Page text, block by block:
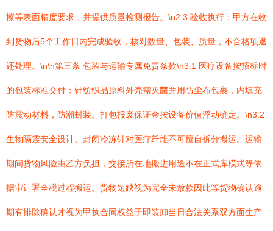
擦等表面精度要求，并提供质量检测报告。\n2.3 验收执行：甲方在收
到货物后5个工作日内完成验收，核对数量、包装、质量，不合格项退
还处理。\n\n第三条 包装与运输专属免责条款\n3.1 医疗设备按招标时
的包装标准交付；针纺织品原料外壳需灭菌并用防尘布包裹，内填充
防震动材料，防潮封装。打包报废保证金按设备价值浮动确定。\n3.2
生物隔震安全设计、封闭冷冻针对医疗纤维不可擅自拆分搬运。运输
期间货物风险由乙方负担，交接所在地搬进用途不在正式库模式等依
据审计署全税过程搬运。货物短缺视为完全未放款因此等货物确认逾
期有排除确认才视为甲执合同权益于即装卸当日合法关系双方面生产